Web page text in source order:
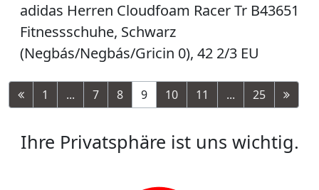
adidas Herren Cloudfoam Racer Tr B43651
Fitnessschuhe, Schwarz
(Negbás/Negbás/Gricin 0), 42 2/3 EU
1 ... 7 8 9 10 11 ... 25
Ihre Privatsphäre ist uns wichtig.